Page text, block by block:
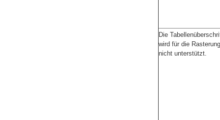
Die
wird für die Rasterung
nicht unterstützt.